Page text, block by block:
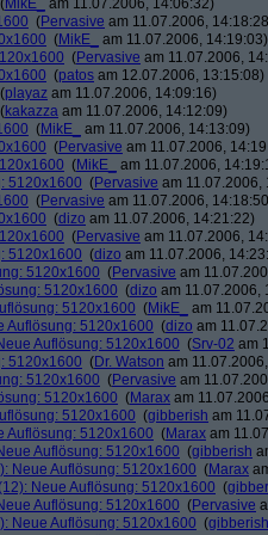
(MikE_
am 11.07.2006, 14:06:32)
(Pervasive am 11.07.2006,
(MikE_
am 11.07.2006, 14:19:03)
(Pervasive am 11.07.2006,
(patos am 12.07.2006, 13:15:08)
(playaz am 11.07.2006, 14:09:16)
(kakazza am 11.07.2006, 14:12:09)
(MikE_
am 11.07.2006, 14:13:09)
(Pervasive am 11.07.2006,
(MikE_
am 11.07.2006,
5120x1600 (Pervasive am 11.07.2006,
(Pervasive am 11.07.2006,
(dizo am 11.07.2006, 14:21:22)
(Pervasive am 11.07.2006,
5120x1600 (dizo am 11.07.2006,
5120x1600 (Pervasive am
5120x1600 (dizo am 11.07.2006,
5120x1600 (MikE_
am
Auflösung: 5120x1600 (dizo am
Auflösung: 5120x1600 (Srv-02 am
5120x1600 (Dr. Watson am
5120x1600 (Pervasive am
5120x1600 (Marax am
5120x1600 (gibberish am
Auflösung: 5120x1600 (Marax am
Auflösung: 5120x1600 (gibberish
Neue Auflösung: 5120x1600 (Marax
Neue Auflösung: 5120x1600 (
Auflösung: 5120x1600 (Pervasive
Neue Auflösung: 5120x1600 (gibberish